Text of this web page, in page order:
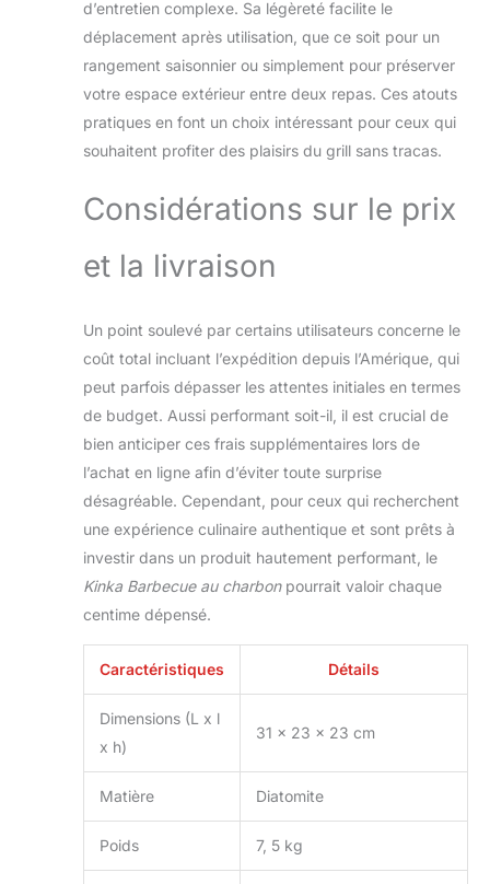
durable pour un
barbecue
authentique.
d’utilisation – À
utiliser uniquement
à l’extérieur ou dans
aéré. Ne pas laver à
l’eau ! Chauffer le
l’extérieur du grill et
sec uniquement, à
l’aide d’une brosse.
d’entretien complexe. Sa légèreté facilite le
déplacement après utilisation, que ce soit pour un
rangement saisonnier ou simplement pour préserver
votre espace extérieur entre deux repas. Ces atouts
pratiques en font un choix intéressant pour ceux qui
souhaitent profiter des plaisirs du grill sans tracas.
Considérations sur le prix
et la livraison
Un point soulevé par certains utilisateurs concerne le
coût total incluant l’expédition depuis l’Amérique, qui
peut parfois dépasser les attentes initiales en termes
de budget. Aussi performant soit-il, il est crucial de
bien anticiper ces frais supplémentaires lors de
l’achat en ligne afin d’éviter toute surprise
désagréable. Cependant, pour ceux qui recherchent
une expérience culinaire authentique et sont prêts à
investir dans un produit hautement performant, le
Kinka Barbecue au charbonpourrait valoir chaque
centime dépensé.
Caractéristiques Détails
Dimensions (L x l
x h)
31 x 23 x 23 cm
Matière Diatomite
Poids 7, 5 kg